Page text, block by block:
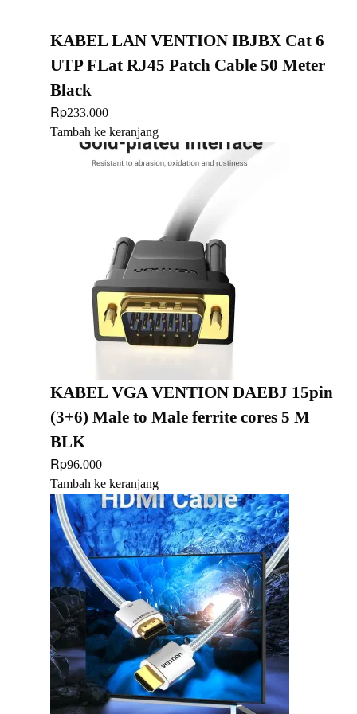
KABEL LAN VENTION IBJBX Cat 6
UTP FLat RJ45 Patch Cable 50 Meter
Black
Rp233.000
Tambah ke keranjang
KABEL VGA VENTION DAEBJ 15pin
(3+6) Male to Male ferrite cores 5 M
BLK
Rp96.000
Tambah ke keranjang